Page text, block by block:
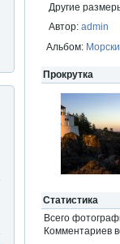
Другие
Автор:admin
Альбом:
Прокрутка
Статистика
Всего
Комментариев